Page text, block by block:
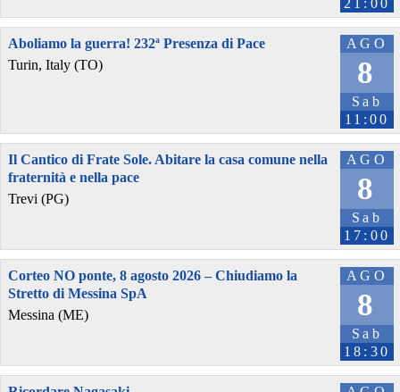
21:00
AGO
8
Sab
11:00
Aboliamo la guerra! 232ª Presenza di Pace
Turin, Italy (TO)
AGO
8
Sab
17:00
Il Cantico di Frate Sole. Abitare la casa comune nella
fraternità e nella pace
Trevi (PG)
AGO
8
Sab
18:30
Corteo NO ponte, 8 agosto 2026 – Chiudiamo la
Stretto di Messina SpA
Messina (ME)